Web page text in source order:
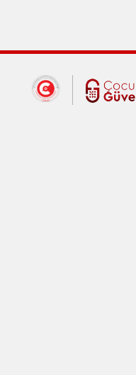
Dış